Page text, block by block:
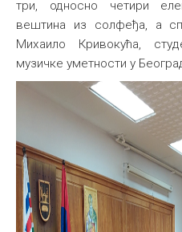
три, односно четири
вештина из солфеђа, а
Михаило Кривокућа,
музичке уметности у